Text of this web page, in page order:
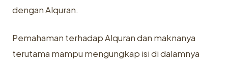
dengan Alquran.
Pemahaman terhadap Alquran dan maknanya
terutama mampu mengungkap isi di dalamnya